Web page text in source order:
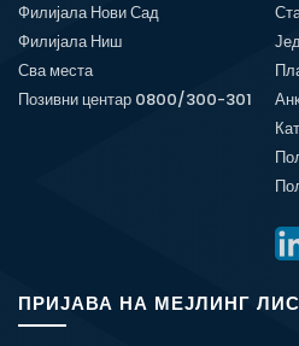
Филијала Нови Сад
Филијала Ниш
Сва места
Позивни центар 0800/300-301
ПРИЈАВА НА МЕЈЛИНГ